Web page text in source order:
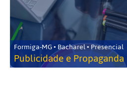
Formiga-MG • Bacharel • Presencial
Publicidade e Propaganda